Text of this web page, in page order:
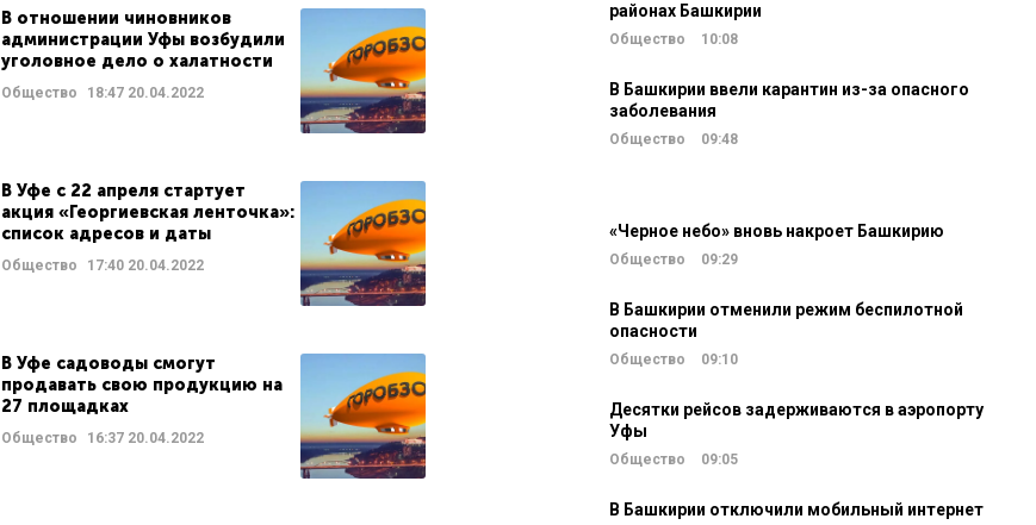
В отношении чиновников
администрации Уфы возбудили
уголовное дело о халатности
Общество 18:4720.04.2022
В Уфе с 22 апреля стартует
акция «Георгиевская ленточка»:
список адресов и даты
Общество 17:4020.04.2022
В Уфе садоводы смогут
продавать свою продукцию на
27 площадках
Общество 16:3720.04.2022
районах Башкирии
Общество 10:08
В Башкирии ввели карантин из-за опасного
заболевания
Общество 09:48
«Черное небо» вновь накроет Башкирию
Общество 09:29
В Башкирии отменили режим беспилотной
опасности
Общество 09:10
Десятки рейсов задерживаются в аэропорту
Уфы
Общество 09:05
В Башкирии отключили мобильный интернет